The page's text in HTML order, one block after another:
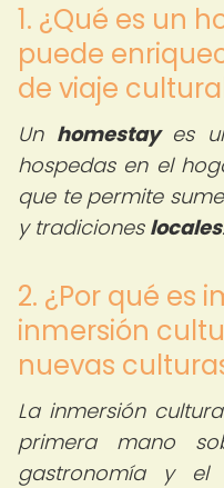
1. ¿Qué es un
puede
de viaje
Un homestayes
hospedas en el
que te permite
y tradiciones locales.
2. ¿Por qué es
inmersión
nuevas
La inmersión
primera mano
gastronomía y